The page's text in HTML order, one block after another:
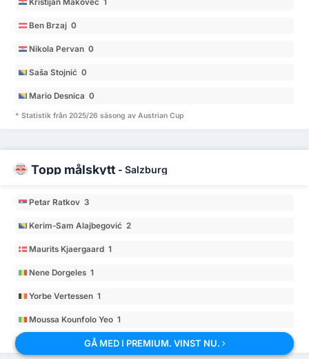
Ben Brzaj 0
Nikola Pervan 0
Saša Stojnić 0
Mario Desnica 0
* Statistik från 2025/26 säsong av Austrian Cup
Topp målskytt - Salzburg
Petar Ratkov 3
Kerim-Sam Alajbegović 2
Maurits Kjaergaard 1
Nene Dorgeles 1
Yorbe Vertessen 1
Moussa Kounfolo Yeo 1
* Statistik från 2025/26 säsong av Austrian Cup
GÅ MED I PREMIUM. VINST NU.